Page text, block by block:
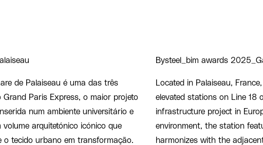
de Palaiseau é uma das três
Paris Express, o maior projeto
num ambiente universitário e
arquitetónico icónico que
o tecido urbano em transformação.
Bysteel_bim awards
Located in Palaiseau,
elevated stations on Line 18
infrastructure project in
environment, the station
harmonizes with the